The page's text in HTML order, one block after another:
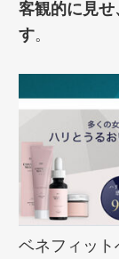
客観的に見せ
す。
ベネフィット